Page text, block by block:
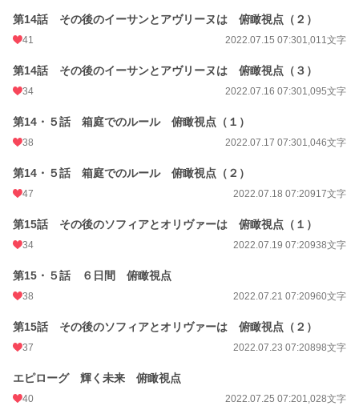
第14話 その後のイーサンとアヴリーヌは 俯瞰視点（２）
41 2022.07.15 07:301,011文字
第14話 その後のイーサンとアヴリーヌは 俯瞰視点（３）
34 2022.07.16 07:301,095文字
第14・５話 箱庭でのルール 俯瞰視点（１）
38 2022.07.17 07:301,046文字
第14・５話 箱庭でのルール 俯瞰視点（２）
47 2022.07.18 07:20917文字
第15話 その後のソフィアとオリヴァーは 俯瞰視点（１）
34 2022.07.19 07:20938文字
第15・５話 ６日間 俯瞰視点
38 2022.07.21 07:20960文字
第15話 その後のソフィアとオリヴァーは 俯瞰視点（２）
37 2022.07.23 07:20898文字
エピローグ 輝く未来 俯瞰視点
40 2022.07.25 07:201,028文字